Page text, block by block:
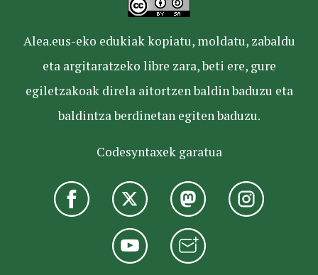
Alea.eus-eko edukiak kopiatu, moldatu, zabaldu
eta argitaratzeko libre zara, beti ere, gure
egiletzakoak direla aitortzen baldin baduzu eta
baldintza berdinetan egiten baduzu.
Codesyntaxek garatua